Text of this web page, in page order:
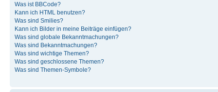
Was ist BBCode?
Kann ich HTML benutzen?
Was sind Smilies?
Kann ich Bilder in meine Beiträge einfügen?
Was sind globale Bekanntmachungen?
Was sind Bekanntmachungen?
Was sind wichtige Themen?
Was sind geschlossene Themen?
Was sind Themen-Symbole?